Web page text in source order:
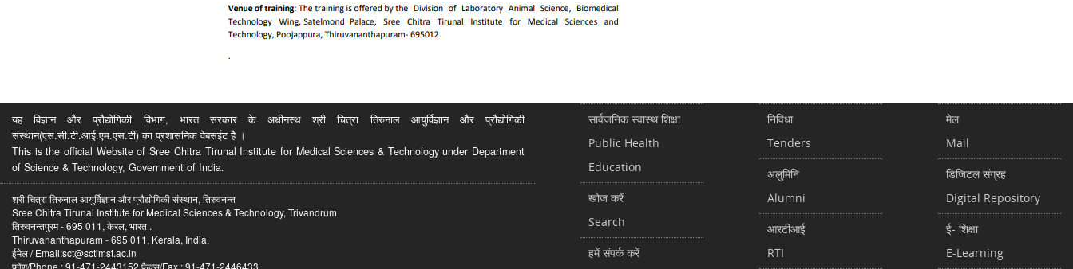
यह विज्ञान और प्रौद्योगिकी विभाग, भारत सरकार के अधीनस्थ श्री चित्रा तिरुनाल आयुर्विज्ञान और प्रौद्योगिकी
संस्थान(एस.सी.टी.आई.एम.एस.टी) का प्रशासनिक वेबसईट है ।
This is the official Website of Sree Chitra Tirunal Institute for Medical Sciences & Technology under Department
of Science & Technology, Government of India.
श्री चित्रा तिरुनाल आयुर्विज्ञान और प्रौद्योगिकी संस्थान, तिरुवनन्त
Sree Chitra Tirunal Institute for Medical Sciences & Technology, Trivandrum
तिरुवनन्तपुरम - 695 011, केरल, भारत .
Thiruvananthapuram - 695 011, Kerala, India.
ईमेल / Email:sct@sctimst.ac.in
फोण/Phone : 91-471-2443152 फैक्स/Fax : 91-471-2446433
सार्वजनिक स्वास्थ शिक्षा
Public Health
Education
खोज करें
Search
हमें संपर्क करें
निविधा
Tenders
अलुमिनि
Alumni
आरटीआई
RTI
मेल
Mail
डिजिटल संग्रह
Digital Repository
ई- शिक्षा
E-Learning